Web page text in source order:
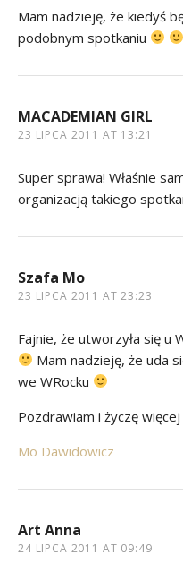
Mam nadzieję, że kiedyś
podobnym spotkaniu
MACADEMIAN GIRL
23 LIPCA 2011 AT 13:21
Super sprawa! Właśnie
organizacją takiego
Szafa Mo
23 LIPCA 2011 AT 23:23
Fajnie, że utworzyła się u
Mam nadzieję, że uda
we WRocku
Pozdrawiam i życzę
Mo Dawidowicz
Art Anna
24 LIPCA 2011 AT 09:49